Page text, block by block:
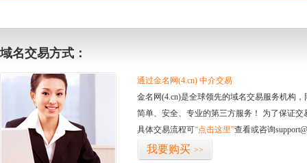
域名交易方式：
通过金名网(4.cn) 中介交易
金名网(4.cn)是全球领先的域名交易服务机构
简单、安全、专业的第三方服务！ 为了保证
具体交易流程可“点击这里”查看或咨询
我要购买 >>